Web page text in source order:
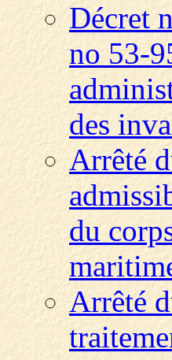
Décret
no 53-
des
Arrêté
du
Arrêté